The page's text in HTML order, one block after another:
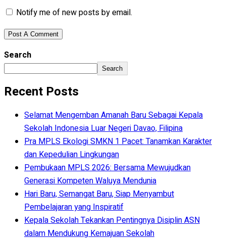
Notify me of new posts by email.
Search
Search
Recent Posts
Selamat Mengemban Amanah Baru Sebagai Kepala
Sekolah Indonesia Luar Negeri Davao, Filipina
Pra MPLS Ekologi SMKN 1 Pacet: Tanamkan Karakter
dan Kepedulian Lingkungan
Pembukaan MPLS 2026: Bersama Mewujudkan
Generasi Kompeten Waluya Mendunia
Hari Baru, Semangat Baru, Siap Menyambut
Pembelajaran yang Inspiratif
Kepala Sekolah Tekankan Pentingnya Disiplin ASN
dalam Mendukung Kemajuan Sekolah